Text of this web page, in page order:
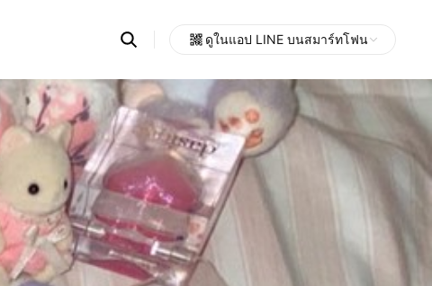
Search
OpenChats
messages
search
area
ดูในแอป LINE บนสมาร์ทโฟน